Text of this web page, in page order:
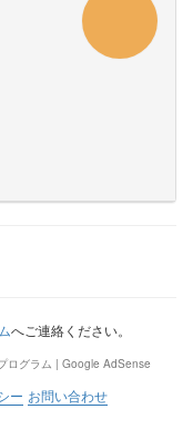
へご連絡ください。
ログラム | Google AdSense
ー お問い合わせ